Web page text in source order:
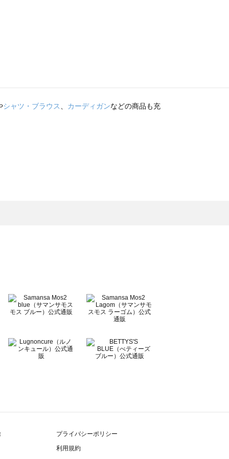
シャツ・ブラウス カーディガンなどの商品も充
プライバシーポリシー
利用規約